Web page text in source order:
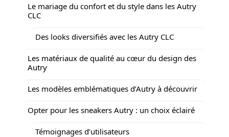
Le mariage du confort et du style dans les Autry
CLC
Des looks diversifiés avec les Autry CLC
Les matériaux de qualité au cœur du design des
Autry
Les modèles emblématiques d’Autry à découvrir
Opter pour les sneakers Autry : un choix éclairé
Témoignages d’utilisateurs